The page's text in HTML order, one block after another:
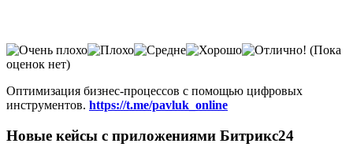
(Пока
оценок нет)
Оптимизация бизнес-процессов с помощью цифровых
инструментов. https://t.me/pavluk_online
Новые кейсы с приложениями Битрикс24